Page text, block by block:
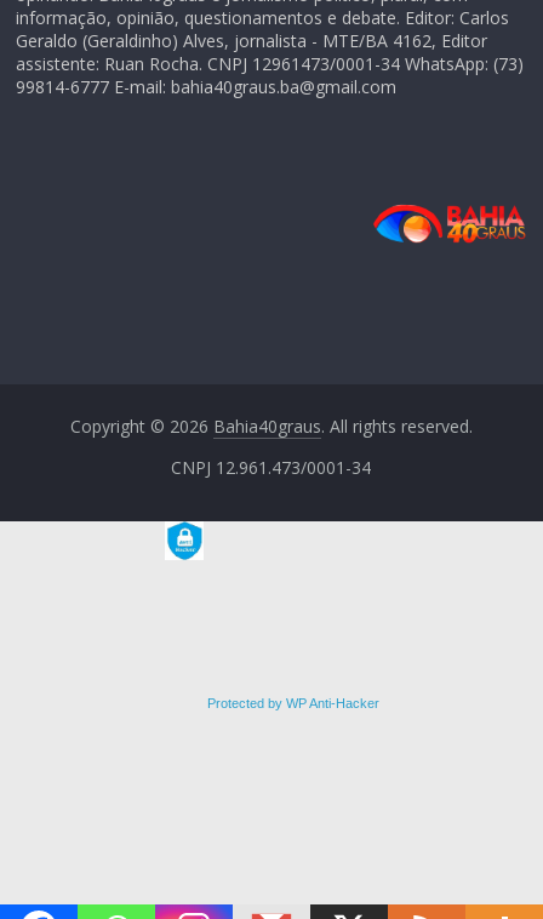
informação, opinião, questionamentos e debate. Editor: Carlos
Geraldo (Geraldinho) Alves, jornalista - MTE/BA 4162, Editor
assistente: Ruan Rocha. CNPJ 12961473/0001-34 WhatsApp: (73)
99814-6777 E-mail: bahia40graus.ba@gmail.com
Copyright © 2026 Bahia40graus. All rights reserved.
CNPJ 12.961.473/0001-34
Protected by WP Anti-Hacker